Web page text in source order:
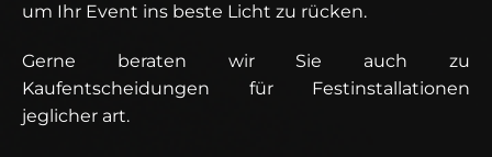
um Ihr Event ins beste Licht zu rücken.
Gerne beraten wir Sie auch zu
Kaufentscheidungen für Festinstallationen
jeglicher art.